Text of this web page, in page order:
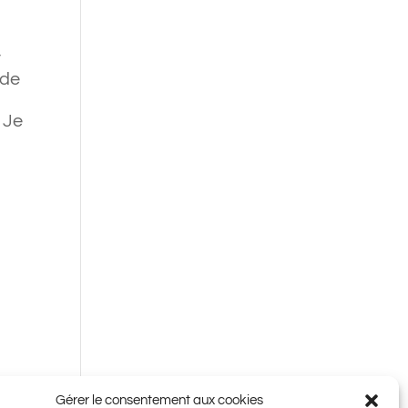
Gérer le consentement aux cookies
Je